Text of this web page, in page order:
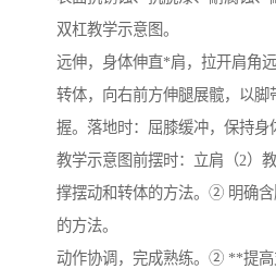
双杠教学示意图。
远伸，身体伸直*肩，拉开肩角
转体，向右前方伸腿展髋，以脚
握。落地时：屈膝缓冲，保持身
教学示意图前摆时：立肩（2）
撑摆动和转体的方法。② 明确
的方法。
动作协调，完成熟练。② **提高